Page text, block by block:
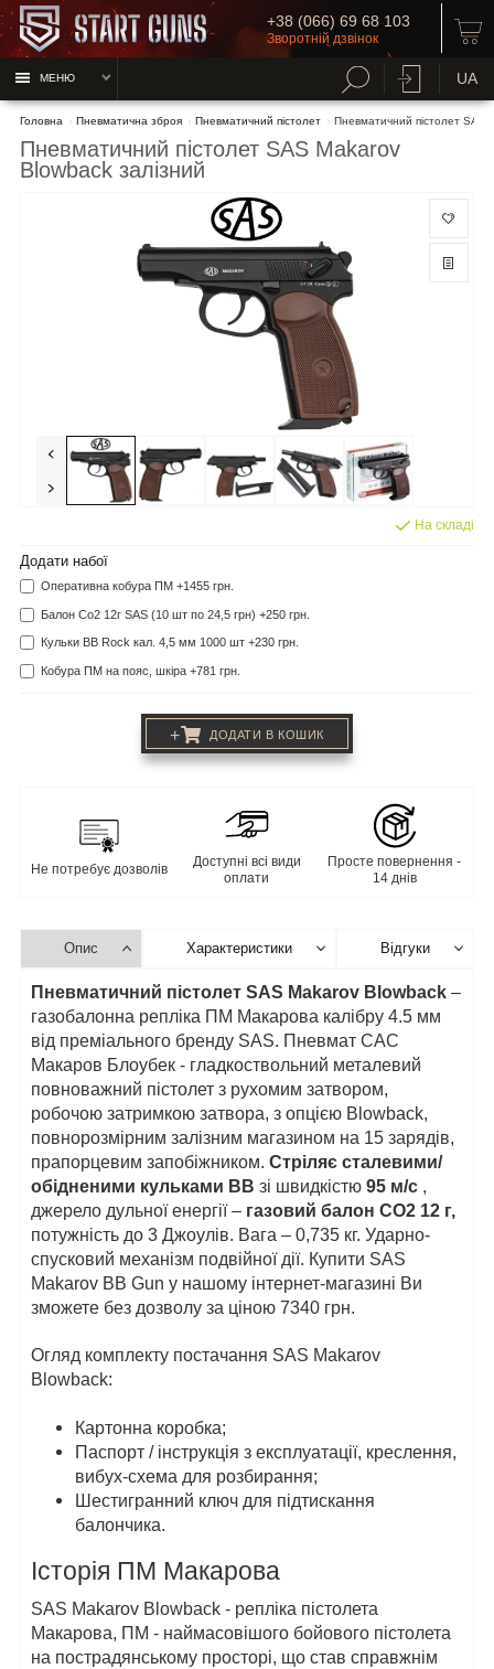
+38 (066) 69 68 103
Зворотній дзвінок
МЕНЮ UA
Головна Пневматична зброя Пневматичний пістолет Пневматичний пістолет SAS
Пневматичний пістолет SAS Makarov
Blowback залізний
На складі
Додати набої
Оперативна кобура ПМ +1455 грн.
Балон Co2 12г SAS (10 шт по 24,5 грн) +250 грн.
Кульки BB Rock кал. 4,5 мм 1000 шт +230 грн.
Кобура ПМ на пояс, шкіра +781 грн.
+ ДОДАТИ В КОШИК
Не потребує дозволів
Доступні всі види
оплати
Просте повернення -
14 днів
Опис Характеристики Відгуки
Пневматичний пістолет SAS Makarov Blowback –
газобалонна репліка ПМ Макарова калібру 4.5 мм
від преміального бренду SAS. Пневмат САС
Макаров Блоубек - гладкоствольний металевий
повноважний пістолет з рухомим затвором,
робочою затримкою затвора, з опцією Blowback,
повнорозмірним залізним магазином на 15 зарядів,
прапорцевим запобіжником. Стріляє сталевими/
обідненими кульками BB зі швидкістю 95 м/с
джерело дульної енергії – газовий балон CO2 12 г,
потужність до 3 Джоулів. Вага – 0,735 кг. Ударно-
спусковий механізм подвійної дії. Купити SAS
Makarov BB Gun у нашому інтернет-магазині Ви
зможете без дозволу за ціною 7340 грн.
Огляд комплекту постачання SAS Makarov
Blowback:
Картонна коробка;
Паспорт / інструкція з експлуатації, креслення,
вибух-схема для розбирання;
Шестигранний ключ для підтискання
балончика.
Історія ПМ Макарова
SAS Makarov Blowback - репліка пістолета
Макарова, ПМ - наймасовішого бойового пістолета
на пострадянському просторі, що став справжнім